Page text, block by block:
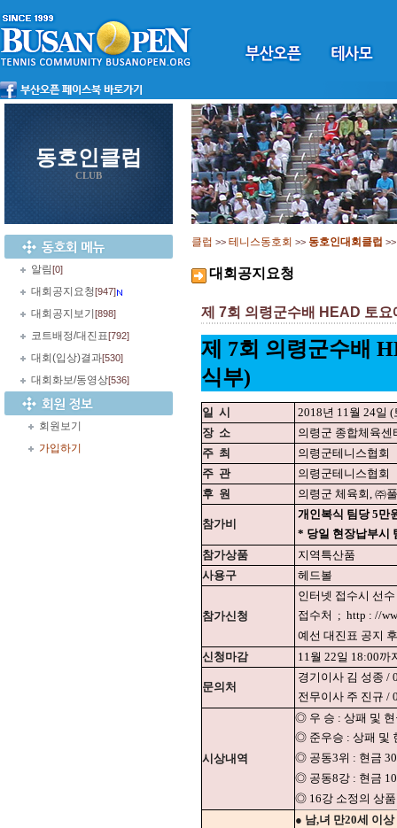
동호인클럽
CLUB
알림[0]
대회공지요청[947]
대회공지보기 [898]
코트배정/대진표[792]
대회(입상)결과[530]
대회화보/동영상[536]
회원보기
가입하기
클럽 >> 테니스동호회 >> 동호인대회클럽
대회공지요청
제 7회 의령군수배 HEAD 토
제 7회 의령군수배
식부)
일 시
2018년 11월 24일 (
장 소
의령군 종합체육센
주 최
의령군테니스협회
주 관
의령군테니스협회
후 원 의령군 체육회, ㈜
참가비
개인복식 팀당 5만
* 당일 현장납부시
참가상품
지역특산품
사용구
헤드볼
참가신청
인터넷 접수시 선
접수처 ; http : //
예선 대진표 공지
신청마감
11월 22일 18:00까
문의처
경기이사 김 성종 /
전무이사 주 진규 /
시상내역
◎ 우 승 : 상패 및 현
◎ 준우승 : 상패 및
◎ 공동3위 : 현금
◎ 공동8강 : 현금
◎ 16강 소정의 상품
● 남,녀 만20세 이